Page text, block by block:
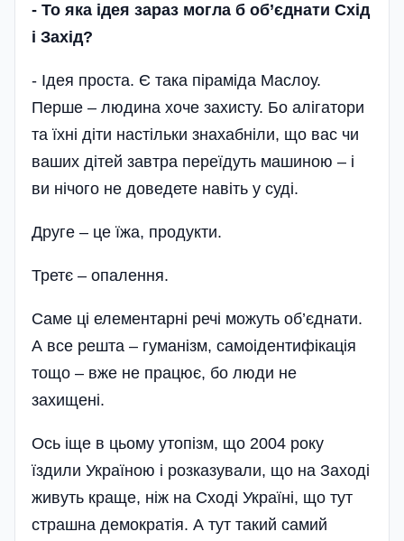
- То яка ідея зараз могла б об’єднати Схід
і Захід?
- Ідея проста. Є така піраміда Маслоу.
Перше – людина хоче захисту. Бо алігатори
та їхні діти настільки знахабніли, що вас чи
ваших дітей завтра переїдуть машиною – і
ви нічого не доведете навіть у суді.
Друге – це їжа, продукти.
Третє – опалення.
Саме ці елементарні речі можуть об’єднати.
А все решта – гуманізм, самоідентифікація
тощо – вже не працює, бо люди не
захищені.
Ось іще в цьому утопізм, що 2004 року
їздили Україною і розказували, що на Заході
живуть краще, ніж на Сході Україні, що тут
страшна демократія. А тут такий самий